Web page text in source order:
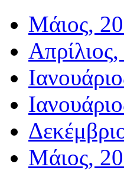
Μάιος,
Μάιος,